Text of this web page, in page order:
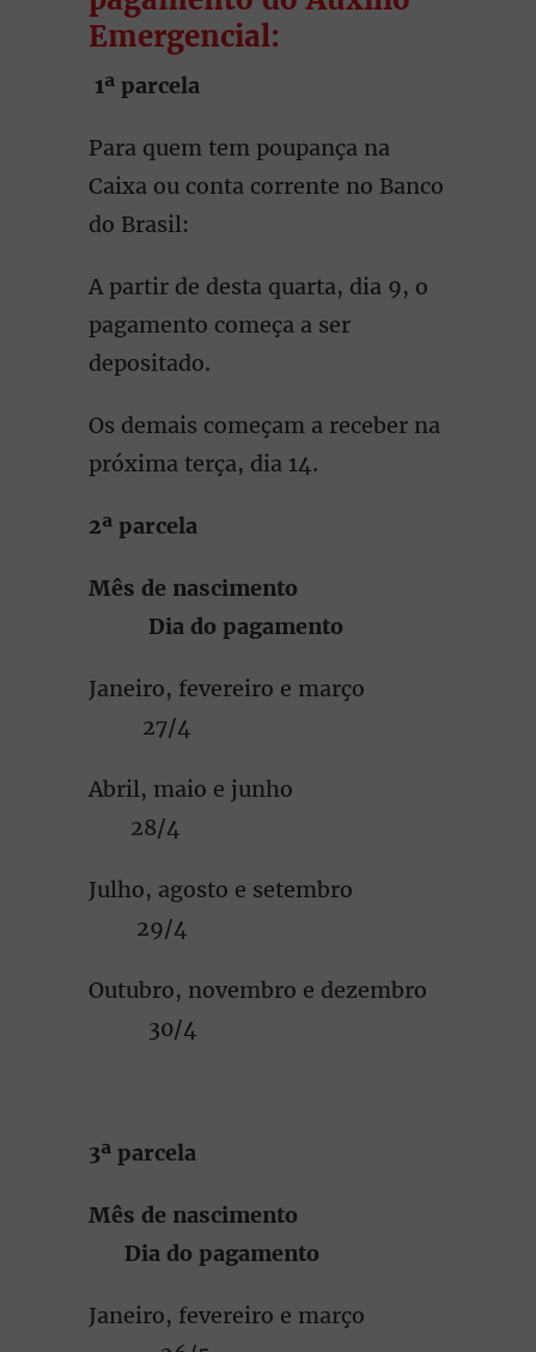
Emergencial:
1ª parcela
Para quem tem poupança na
Caixa ou conta corrente no Banco
do Brasil:
A partir de desta quarta, dia 9, o
pagamento começa a ser
depositado.
Os demais começam a receber na
próxima terça, dia 14.
2ª parcela
Mês de nascimento
Dia do pagamento
Janeiro, fevereiro e março
27/4
Abril, maio e junho
28/4
Julho, agosto e setembro
29/4
Outubro, novembro e dezembro
30/4
3ª parcela
Mês de nascimento
Dia do pagamento
Janeiro, fevereiro e março